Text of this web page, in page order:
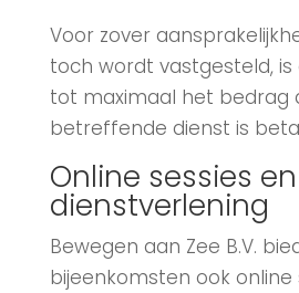
Voor zover
toch wordt vastgesteld,
tot maximaal het bedrag
betreffende dienst is
Online sessies
dienstverlening
Bewegen aan Zee B.V.
bijeenkomsten ook online